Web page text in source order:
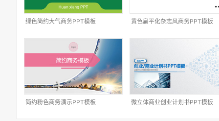
绿色简约大气商务PPT模板 黄色扁平化杂志风商务PPT模板
简约粉色商务演示PPT模板 微立体商业创业计划书PPT模板